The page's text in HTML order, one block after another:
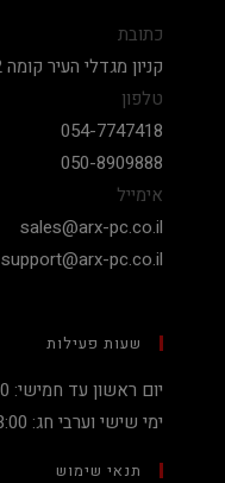
כתובת
קניון מגדלי העיר קומה 2, שדרות יעקב 50, ראשון לציון.
טלפון
054-7747418
050-8909888
אימייל
sales@arx-pc.co.il
support@arx-pc.co.il
שעות פעילות
יום ראשון עד חמישי: 10:00-18:00
ימי שישי וערבי חג: 10:00-13:00
תנאי שימוש